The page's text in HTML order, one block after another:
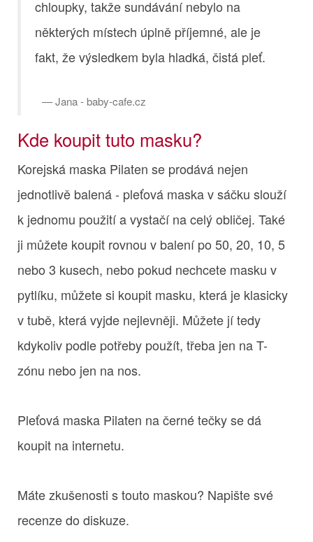
chloupky, takže sundávání nebylo na
některých místech úplně příjemné, ale je
fakt, že výsledkem byla hladká, čistá pleť.
Jana - baby-cafe.cz
Kde koupit tuto masku?
Korejská maska Pilaten se prodává nejen
jednotlivě balená - pleťová maska v sáčku slouží
k jednomu použití a vystačí na celý obličej. Také
ji můžete koupit rovnou v balení po 50, 20, 10, 5
nebo 3 kusech, nebo pokud nechcete masku v
pytlíku, můžete si koupit masku, která je klasicky
v tubě, která vyjde nejlevněji. Můžete jí tedy
kdykoliv podle potřeby použít, třeba jen na T-
zónu nebo jen na nos.
Pleťová maska Pilaten na černé tečky se dá
koupit na internetu.
Máte zkušenosti s touto maskou? Napište své
recenze do diskuze.